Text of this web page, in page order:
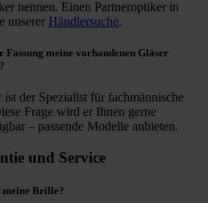
nennen. Einen Partneroptiker in
unserer Händlersuche.
Fassung meine vorhandenen Gläser
der Spezialist für fachmännische
Frage wird er Ihnen gerne
– passende Modelle anbieten.
und Service
meine Brille?